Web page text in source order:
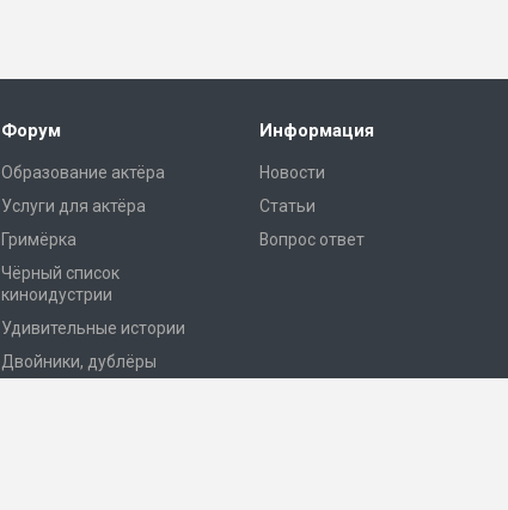
Форум
Образование актёра
Услуги для актёра
Гримёрка
Чёрный список
киноидустрии
Удивительные истории
Двойники, дублёры
Информация
Новости
Статьи
Вопрос ответ